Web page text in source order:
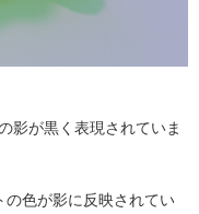
影が黒く表現されていま
色が影に反映されてい